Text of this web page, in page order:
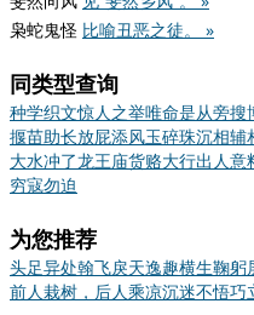
枭蛇鬼怪 比喻丑恶之徒。 »
同类型查询
种学织文惊人之举唯命是从旁搜
揠苗助长放屁添风玉碎珠沉相辅
大水冲了龙王庙货赂大行出人意
穷寇勿迫
为您推荐
头足异处翰飞戾天逸趣横生鞠躬
前人栽树，后人乘凉沉迷不悟巧